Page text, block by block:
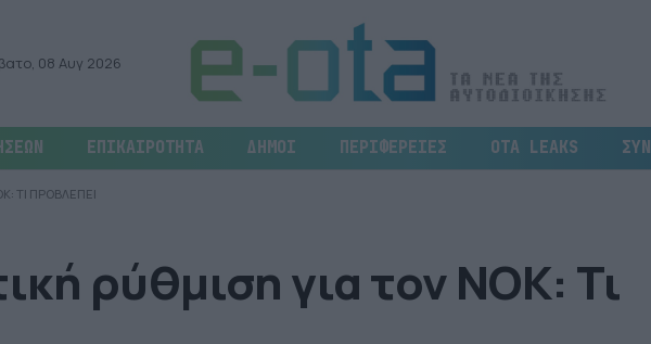
08 Αυγ 2026
ΕΠΙΚΑΙΡΟΤΗΤΑ ΔΗΜΟΙ ΠΕΡΙΦΕΡΕΙΕΣ OTA LEAKS
ΤΙ ΠΡΟΒΛΕΠΕΙ
ρύθμιση για τον ΝΟΚ: Τι